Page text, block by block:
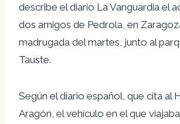
describe el diario La Vanguardia el
dos amigos de Pedrola, en
madrugada del martes, junto al
Tauste.
Según el diario español, que cita al
Aragón, el vehículo en el que